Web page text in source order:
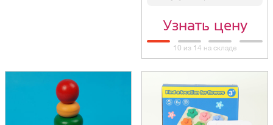
Узнать цену
10 из 14 на складе